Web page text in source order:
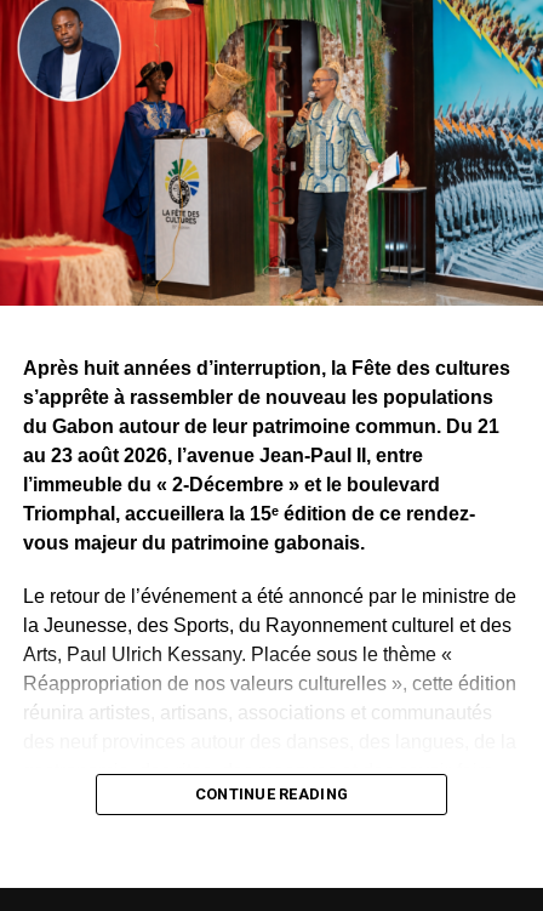
Sur les réseaux sociaux, Tris a accueilli cette nouvelle
étape avec fierté. Il évoque une vision, une ambition
commune et le début d’une aventure qu’il espère
certainement décisive pour la suite de son parcours.
À travers cette signature, le challenge dépasse désormais
la simple confrontation entre producteurs. Il devient aussi
un espace de rencontres et d’opportunités pour les
artistes. Pour Tris, l’une des premières retombées est déjà
concrète, alors même que la compétition n’est pas encore
Reste maintenant à savoir ce que Sean Bridon Music
prépare pour sa nouvelle recrue. Car après cette belle
exposition, le véritable défi sera de proposer des projets
réguliers et solides, capables d’inscrire durablement Tris
au premier plan de la scène musicale gabonaise.
WhatsApp
Facebook
X Telegram
Email
>>
Après huit années d’interruption, la Fête des cultures
s’apprête à rassembler de nouveau les populations
du Gabon autour de leur patrimoine commun. Du 21
au 23 août 2026, l’avenue Jean-Paul II, entre
l’immeuble du « 2-Décembre » et le boulevard
Triomphal, accueillera la 15ᵉ édition de ce rendez-
vous majeur du patrimoine gabonais.
Le retour de l’événement a été annoncé par le ministre de
la Jeunesse, des Sports, du Rayonnement culturel et des
Arts, Paul Ulrich Kessany. Placée sous le thème «
Réappropriation de nos valeurs culturelles », cette édition
réunira artistes, artisans, associations et communautés
gastronomie, des rites, des masques et des savoir-faire
CONTINUE READING